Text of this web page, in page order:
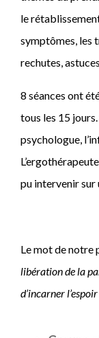
le
symptômes, les
rechutes,
8 séances ont
tous les 15
psychologue,
pu intervenir sur
Le mot de notre
libération de la
d’incarner